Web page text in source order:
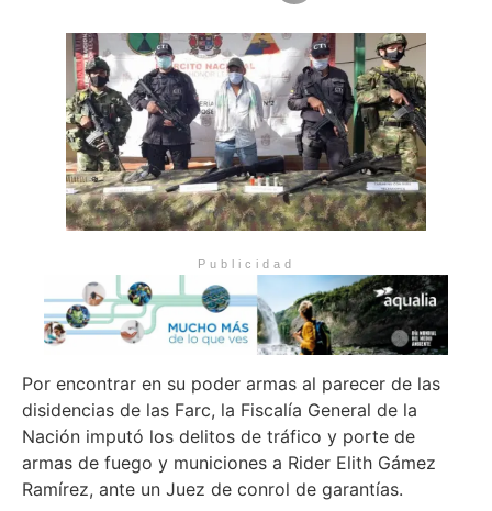
Publicidad
Por encontrar en su poder armas al parecer de las
disidencias de las Farc, la Fiscalía General de la
Nación imputó los delitos de tráfico y porte de
armas de fuego y municiones a Rider Elith Gámez
Ramírez, ante un Juez de conrol de garantías.